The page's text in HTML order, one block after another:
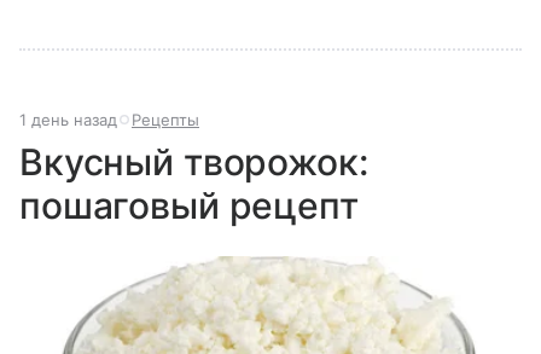
1 день назад Рецепты
Вкусный творожок:
пошаговый рецепт